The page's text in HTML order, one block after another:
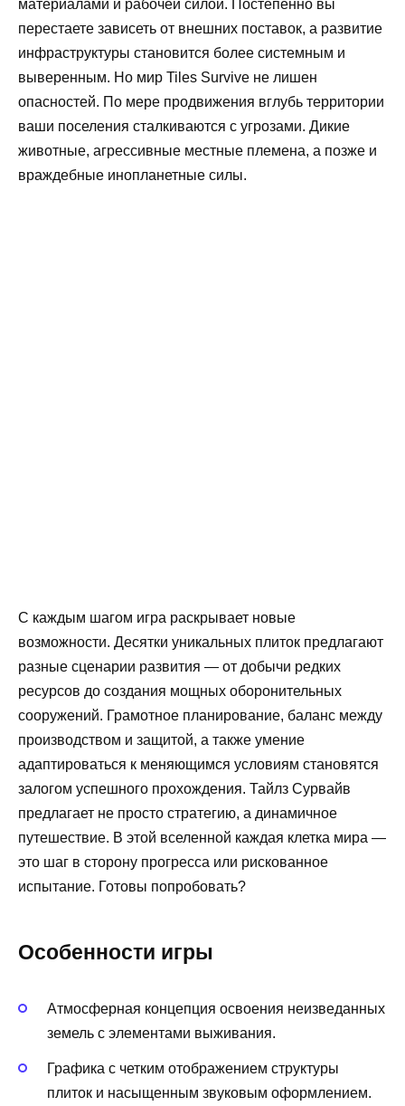
материалами и рабочей силой. Постепенно вы
перестаете зависеть от внешних поставок, а развитие
инфраструктуры становится более системным и
выверенным. Но мир Tiles Survive не лишен
опасностей. По мере продвижения вглубь территории
ваши поселения сталкиваются с угрозами. Дикие
животные, агрессивные местные племена, а позже и
враждебные инопланетные силы.
С каждым шагом игра раскрывает новые
возможности. Десятки уникальных плиток предлагают
разные сценарии развития — от добычи редких
ресурсов до создания мощных оборонительных
сооружений. Грамотное планирование, баланс между
производством и защитой, а также умение
адаптироваться к меняющимся условиям становятся
залогом успешного прохождения. Тайлз Сурвайв
предлагает не просто стратегию, а динамичное
путешествие. В этой вселенной каждая клетка мира —
это шаг в сторону прогресса или рискованное
испытание. Готовы попробовать?
Особенности игры
Атмосферная концепция освоения неизведанных
земель с элементами выживания.
Графика с четким отображением структуры
плиток и насыщенным звуковым оформлением.